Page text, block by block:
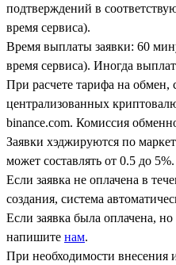
подтверждений в
время сервиса).
Время выплаты заявки: 60
время сервиса). Иногда
При расчете тарифа на обмен,
централизованных
binance.com. Комиссия
Заявки хэджируются по
может составлять от 0.5 до 5%.
Если заявка не оплачена в
создания, система
Если заявка была оплачена,
напишите нам.
При необходимости внесения